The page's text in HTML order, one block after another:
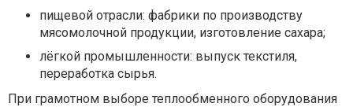
пищевой отрасли: фабрики по производству
мясомолочной продукции, изготовление сахара;
лёгкой промышленности: выпуск текстиля,
переработка сырья.
При грамотном выборе теплообменного оборудования